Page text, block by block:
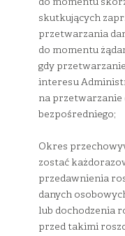
do momentu
skutkujących
przetwarzania
do momentu
gdy
interesu
na przetwarzanie
bezpośredniego;
Okres
zostać
przedawnienia
danych
lub dochodzenia
przed takimi